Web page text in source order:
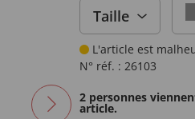
Taille
L'article est
N° réf. : 26103
2 personnes
article.